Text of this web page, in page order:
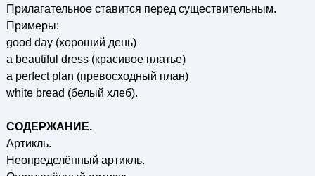
Прилагательное ставится перед существительным.
Примеры:
good day (хороший день)
a beautiful dress (красивое платье)
a perfect plan (превосходный план)
white bread (белый хлеб).
СОДЕРЖАНИЕ.
Артикль.
Неопределённый артикль.